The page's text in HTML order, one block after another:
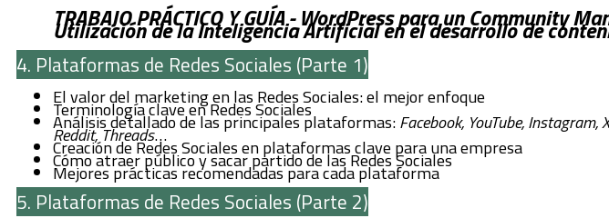
TRABAJO PRÁCTICO Y GUÍA - WordPress para un Community
Utilización de la Inteligencia Artificial en el desarrollo de
4. Plataformas de Redes Sociales (Parte 1)
El valor del marketing en las Redes Sociales: el mejor enfoque
Terminología clave en Redes Sociales
Análisis detallado de las principales plataformas:Facebook, YouTube, Instagram,
Reddit, Threads…
Creación de Redes Sociales en plataformas clave para una empresa
Cómo atraer público y sacar partido de las Redes Sociales
Mejores prácticas recomendadas para cada plataforma
5. Plataformas de Redes Sociales (Parte 2)